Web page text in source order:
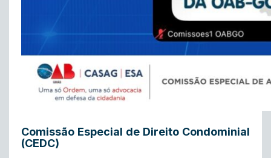
Comissão Especial de Direito Condominial
(CEDC)